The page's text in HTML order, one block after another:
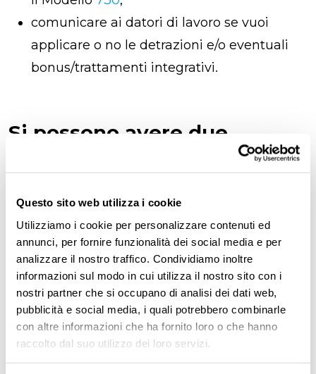
Questo sito web utilizza i cookie
Utilizziamo i cookie per personalizzare contenuti ed
annunci, per fornire funzionalità dei social media e per
analizzare il nostro traffico. Condividiamo inoltre
informazioni sul modo in cui utilizza il nostro sito con i
nostri partner che si occupano di analisi dei dati web,
pubblicità e social media, i quali potrebbero combinarle
con altre informazioni che ha fornito loro o che hanno
raccolto dal suo utilizzo dei loro servizi.
comunicare ai datori di lavoro se vuoi
applicare o no le detrazioni e/o eventuali
bonus/trattamenti integrativi.
Si possono avere due
contratti di lavoro a tempo
indeterminato
rapporti di lavoro subordinato. Non c’è alcuna
disposizione specifica sul numero dicontratti
di lavoro che un dipendente può sottoscrivere
e avere in corso.
La regola principale è il rispetto dell’orario
massimo settimanalee la non concorrenza,